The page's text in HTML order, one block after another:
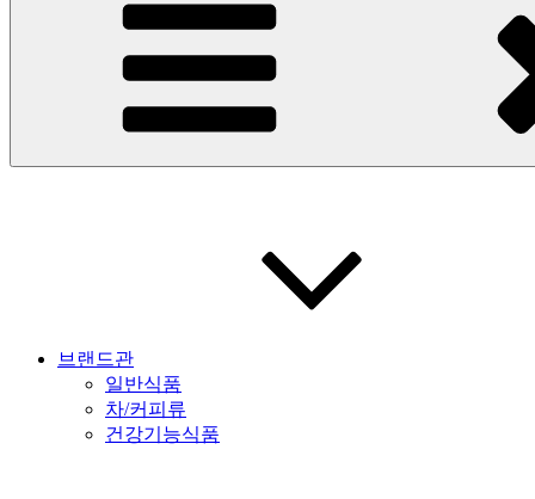
브랜드관
일반식품
차/커피류
건강기능식품